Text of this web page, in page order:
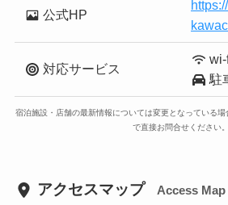
公式HP
対応サービス
駐
宿泊施設・店舗の最新情報については変更となっている
で直接お問合せください。
アクセスマップ Access Map